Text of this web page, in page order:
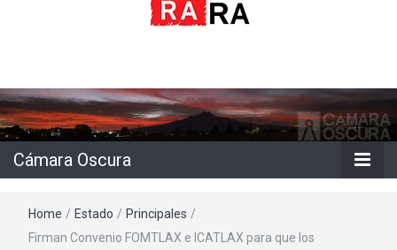
Cámara
Oscura
Cámara Oscura
Home / Estado / Principales /
Firman Convenio FOMTLAX e ICATLAX para que los